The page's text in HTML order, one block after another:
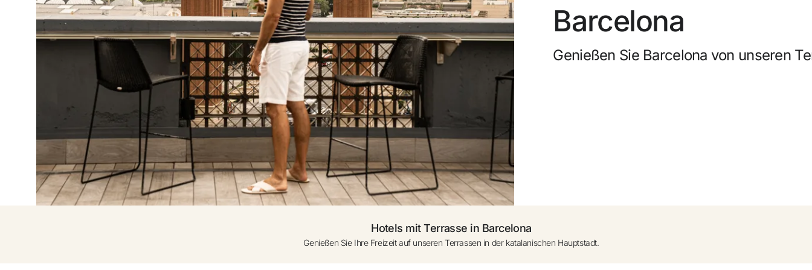
Mit Google anmelden
Sitzung nur mit E-Mail-Adresse starten
Kostenlose Stornierung
Verdienen Sie Geld mit Ihren Hotelbuchungen
0 - 1 Jahr (Kinderbett auf Anfrage)
Weiteres Zimmer hinzufügen +
Barcelona
Genießen Sie Barcelona von unseren
Hotels mit Terrasse in Barcelona
Genießen Sie Ihre Freizeit auf unseren Terrassen in der katalanischen Hauptstadt.